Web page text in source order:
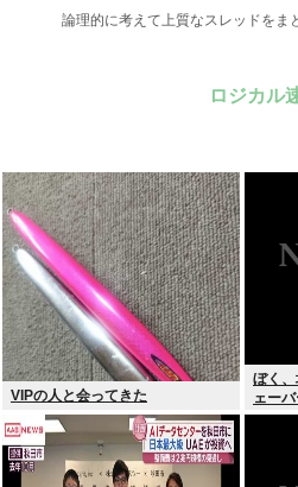
論理的に考えて上質なスレッドをま
ロジカル
VIPの人と会ってきた
ぼく
ェー
まう